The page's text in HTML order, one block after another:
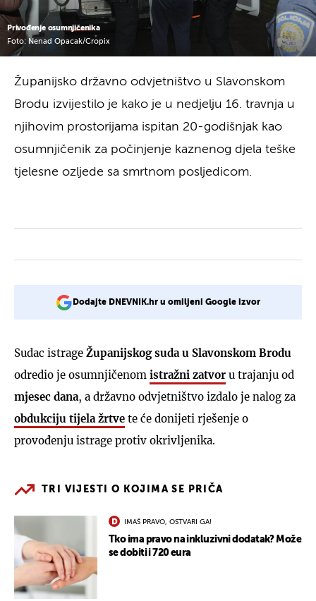
Privođenje osumnjičenika
Foto: Nenad Opacak/Cropix
Županijsko državno odvjetništvo u Slavonskom
Brodu izvijestilo je kako je u nedjelju 16. travnja u
njihovim prostorijama ispitan 20-godišnjak kao
osumnjičenik za počinjenje kaznenog djela teške
tjelesne ozljede sa smrtnom posljedicom.
Dodajte DNEVNIK.hr u omiljeni Google izvor
Sudac istrage Županijskog suda u Slavonskom Brodu
odredio je osumnjičenom istražni zatvor u trajanju od
mjesec dana, a državno odvjetništvo izdalo je nalog za
obdukciju tijela žrtve te će donijeti rješenje o
provođenju istrage protiv okrivljenika.
TRI VIJESTI O KOJIMA SE PRIČA
IMAŠ PRAVO, OSTVARI GA!
Tko ima pravo na inkluzivni dodatak? Može
se dobiti i 720 eura